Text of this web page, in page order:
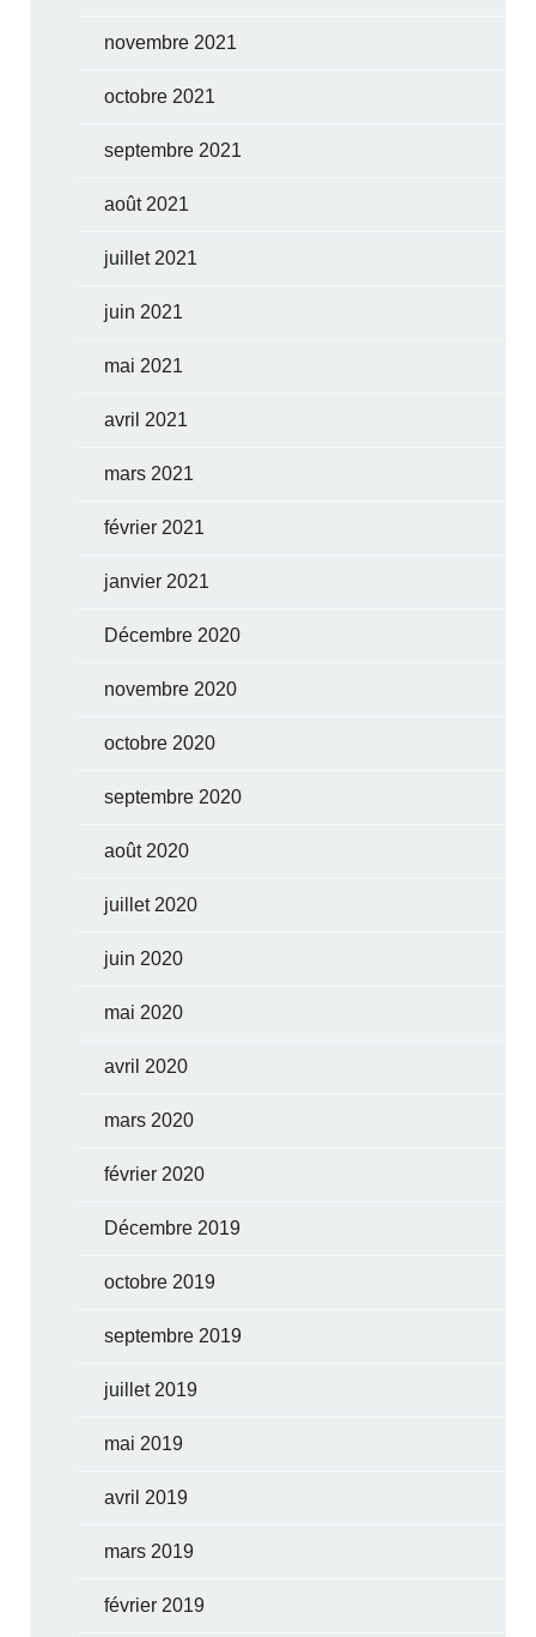
novembre 2021
octobre 2021
septembre 2021
août 2021
juillet 2021
juin 2021
mai 2021
avril 2021
mars 2021
février 2021
janvier 2021
Décembre 2020
novembre 2020
octobre 2020
septembre 2020
août 2020
juillet 2020
juin 2020
mai 2020
avril 2020
mars 2020
février 2020
Décembre 2019
octobre 2019
septembre 2019
juillet 2019
mai 2019
avril 2019
mars 2019
février 2019